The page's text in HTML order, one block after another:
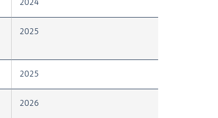
2024
2025
2025
2026